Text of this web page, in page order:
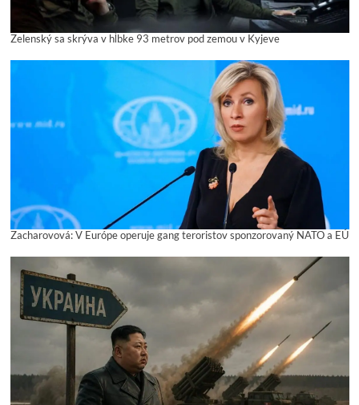
Zelenský sa skrýva v hĺbke 93 metrov pod zemou v Kyjeve
Zacharovová: V Európe operuje gang teroristov sponzorovaný NATO a EÚ